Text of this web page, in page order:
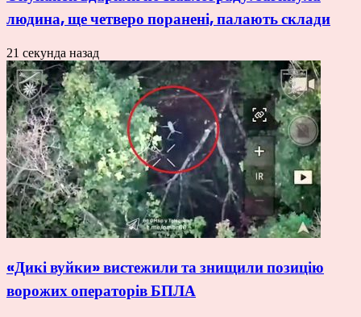
людина, ще четверо поранені, палають склади
21 секунда назад
«Дикі вуйки» вистежили та знищили позицію
ворожих операторів БПЛА